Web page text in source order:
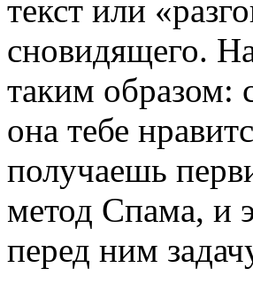
текст или
сновидящего.
таким образом:
она тебе
получаешь
метод Спама, и
перед ним